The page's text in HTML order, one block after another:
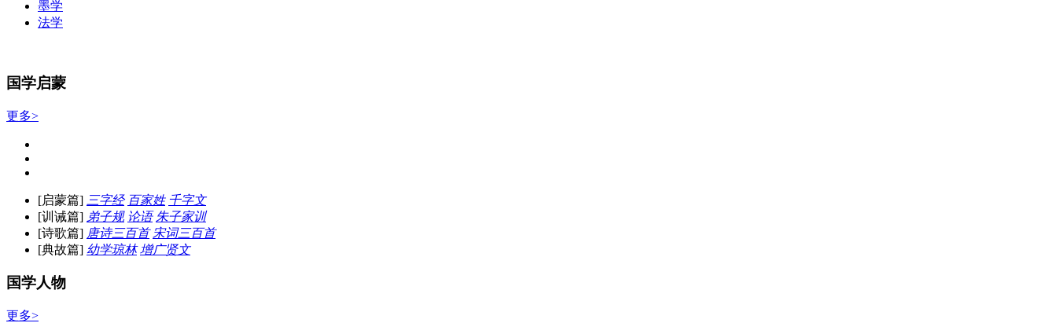
墨学
法学
国学启蒙
更多>
[启蒙篇] 三字经 百家姓 千字文
[训诫篇] 弟子规 论语 朱子家训
[诗歌篇] 唐诗三百首 宋词三百首
[典故篇] 幼学琼林 增广贤文
国学人物
更多>